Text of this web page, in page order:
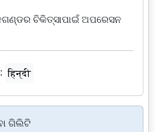
ଚିକିତ୍ସାପାଇଁ ଅପରେସନ
हिन्दी
ଗିଲିଟି